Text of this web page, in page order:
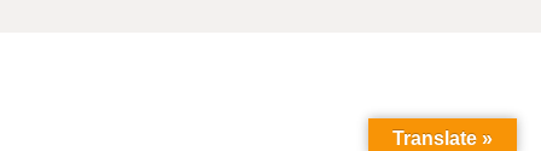
Translate »